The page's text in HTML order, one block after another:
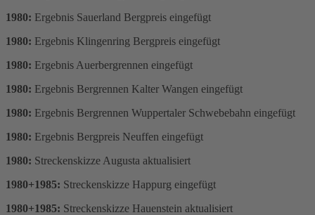
1980: Ergebnis Sauerland Bergpreis eingefügt
1980: Ergebnis Klingenring Bergpreis eingefügt
1980: Ergebnis Auerbergrennen eingefügt
1980: Ergebnis Bergrennen Kalter Wangen eingefügt
1980: Ergebnis Bergrennen Wuppertaler Schwebebahn eingefügt
1980: Ergebnis Bergpreis Neuffen eingefügt
1980: Streckenskizze Augusta aktualisiert
1980+1985: Streckenskizze Happurg eingefügt
1980+1985: Streckenskizze Hauenstein aktualisiert